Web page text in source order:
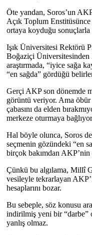
Öte yandan, Soros’un
Açık Toplum
ortaya koyduğu
Işık Üniversitesi Rektörü
Boğaziçi Üniversitesinden
araştırmada, “iyice sağa
“en sağda” gördüğü
Gerçi AKP son dönemde
görüntü veriyor. Ama öbür
çabasını da elden
merkeze oturmaya
Hal böyle olunca, Soros
seçmenin gözündeki “en
birçok bakımdan AKP’nin
Çünkü bu algılama, Millî
vesileyle tekrarlayan
hesaplarını bozar.
Bu sebeple, söz konusu
indirilmiş yeni bir “darbe”
yanlış olmaz.